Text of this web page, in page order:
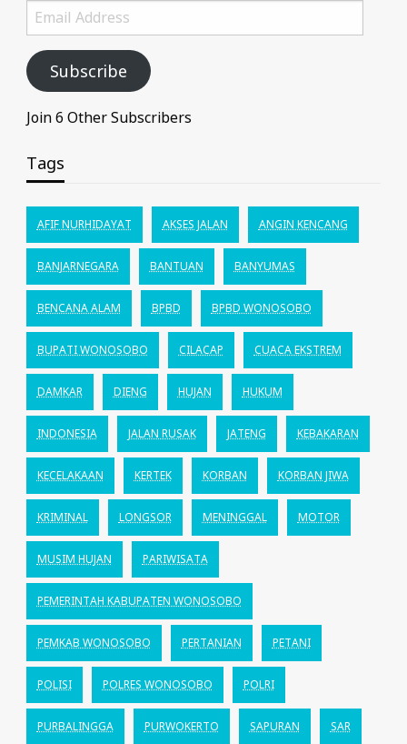
Email
Address
Subscribe
Join 6 Other Subscribers
Tags
AFIF NURHIDAYAT AKSES JALAN ANGIN KENCANG
BANJARNEGARA BANTUAN BANYUMAS
BENCANA ALAM BPBD BPBD WONOSOBO
BUPATI WONOSOBO CILACAP CUACA EKSTREM
DAMKAR DIENG HUJAN HUKUM
INDONESIA JALAN RUSAK JATENG KEBAKARAN
KECELAKAAN KERTEK KORBAN KORBAN JIWA
KRIMINAL LONGSOR MENINGGAL MOTOR
MUSIM HUJAN PARIWISATA
PEMERINTAH KABUPATEN WONOSOBO
PEMKAB WONOSOBO PERTANIAN PETANI
POLISI POLRES WONOSOBO POLRI
PURBALINGGA PURWOKERTO SAPURAN SAR